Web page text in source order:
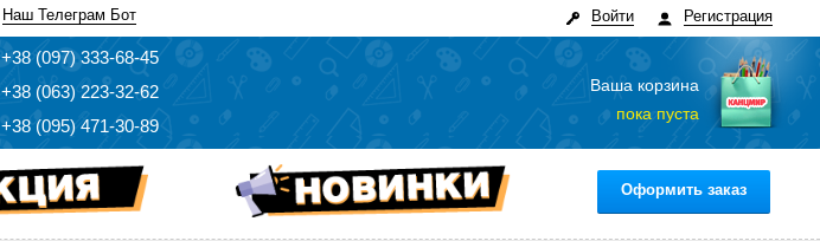
Наш Телеграм Бот Регистрация
Войти
+38 (097)333-68-45
+38 (063) 223-32-62
+38 (095) 471-30-89
Ваша корзина
пока пуста
Оформить заказ